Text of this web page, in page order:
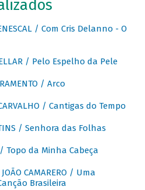
/ Com Cris Delanno - O
/ Pelo Espelho da Pele
/ Arco
/ Cantigas do Tempo
/ Senhora das Folhas
/ Topo da Minha Cabeça
JOÃO CAMARERO / Uma
Brasileira